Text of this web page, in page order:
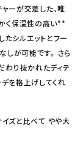
ャーが交差した、唯
く保温性の高い**
たシルエットとフー
しが可能です。 さら
わり抜かれたディテ
を格上げしてくれ
ズと比べて やや大